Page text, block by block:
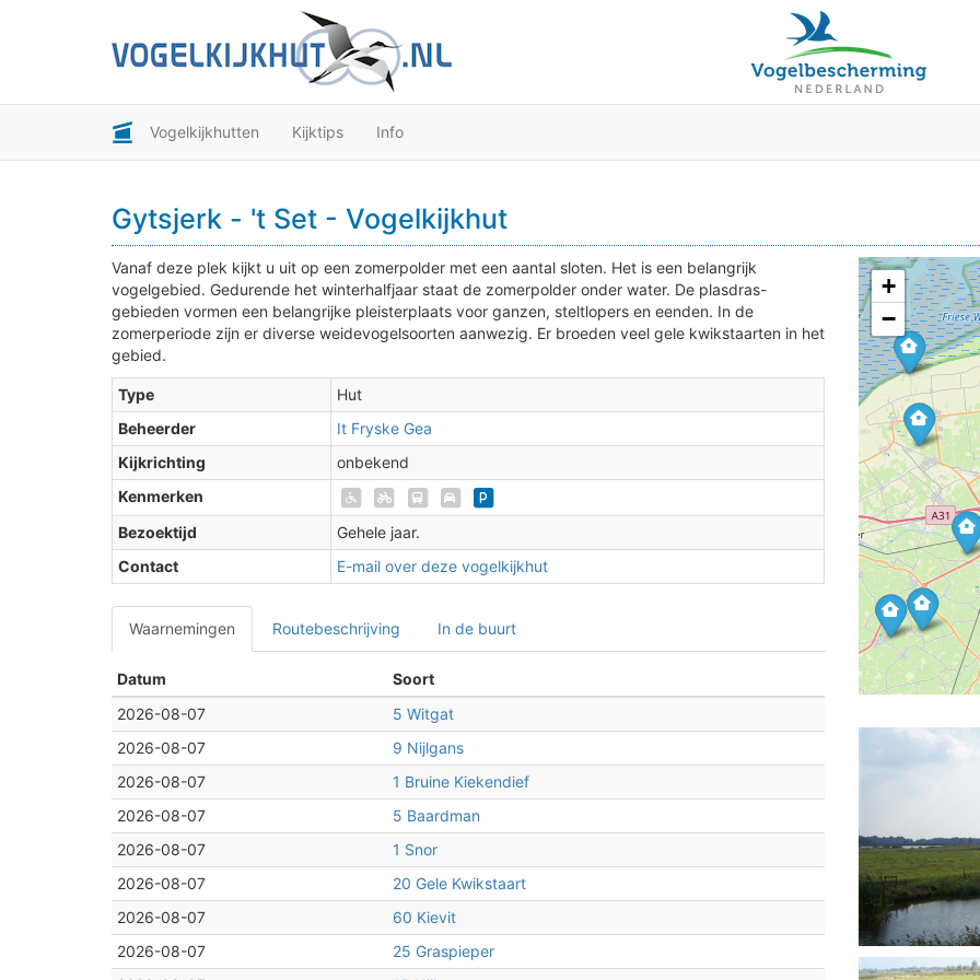
Vogelkijkhutten Kijktips Info
Gytsjerk - 't Set - Vogelkijkhut
Vanaf deze plek kijkt u uit op een zomerpolder met een aantal sloten. Het is een belangrijk
vogelgebied. Gedurende het winterhalfjaar staat de zomerpolder onder water. De plasdras-
gebieden vormen een belangrijke pleisterplaats voor ganzen, steltlopers en eenden. In de
zomerperiode zijn er diverse weidevogelsoorten aanwezig. Er broeden veel gele kwikstaarten in het
gebied.
Type
Hut
Beheerder
It Fryske Gea
Kijkrichting
onbekend
Kenmerken
Bezoektijd
Gehele jaar.
Contact
E-mail over deze vogelkijkhut
Waarnemingen Routebeschrijving In de buurt
Datum
Soort
2026-08-07
5 Witgat
2026-08-07
9 Nijlgans
2026-08-07
1 Bruine Kiekendief
2026-08-07
5 Baardman
2026-08-07
1 Snor
2026-08-07
20 Gele Kwikstaart
2026-08-07
60 Kievit
2026-08-07
25 Graspieper
3
3
+
−